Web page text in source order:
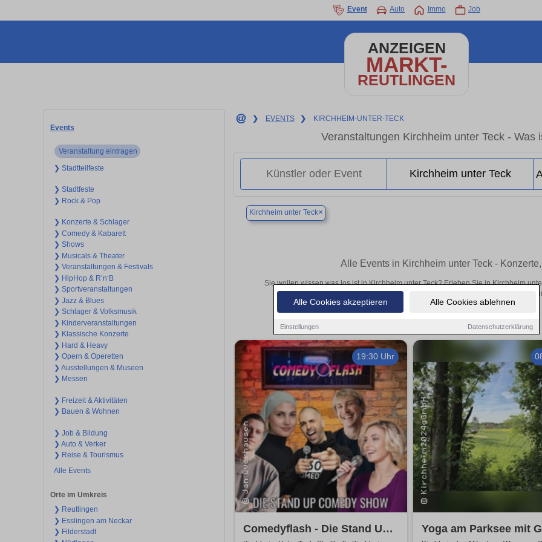
Alle Cookies akzeptieren Alle Cookies ablehnen
Einstellungen Datenschutzerklärung
Event Auto Immo Job
ANZEIGEN
MARKT-
REUTLINGEN
Events
Veranstaltung eintragen
❯ Stadtteilfeste
❯ Stadtfeste
❯ Rock & Pop
❯ Konzerte & Schlager
❯ Comedy & Kabarett
❯ Shows
❯ Musicals & Theater
❯ Veranstaltungen & Festivals
❯ HipHop & R’n‘B
❯ Sportveranstaltungen
❯ Jazz & Blues
❯ Schlager & Volksmusik
❯ Kinderveranstaltungen
❯ Klassische Konzerte
❯ Hard & Heavy
❯ Opern & Operetten
❯ Ausstellungen & Museen
❯ Messen
❯ Freizeit & Aktivitäten
❯ Bauen & Wohnen
❯ Job & Bildung
❯ Auto & Verker
❯ Reise & Tourismus
Alle Events
Orte im Umkreis
❯ Reutlingen
❯ Esslingen am Neckar
❯ Filderstadt
❯ EVENTS ❯ KIRCHHEIM-UNTER-TECK
Veranstaltungen Kirchheim unter Teck - Was
Kirchheim unter Teck×
Alle Events in Kirchheim unter Teck -
Sie wollen wissen was los ist in Kirchheim unter Teck? Erleben Sie in Kirchheim
inspirierende Theateraufführungen oder aufregende Veranstaltungen in
19:30 Uhr
Comedyflash - Die Stand Up
Yoga am Parksee mit